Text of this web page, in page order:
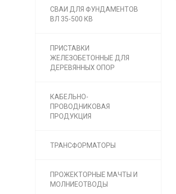
СВАИ ДЛЯ ФУНДАМЕНТОВ
ВЛ 35-500 КВ
ПРИСТАВКИ
ЖЕЛЕЗОБЕТОННЫЕ ДЛЯ
ДЕРЕВЯННЫХ ОПОР
КАБЕЛЬНО-
ПРОВОДНИКОВАЯ
ПРОДУКЦИЯ
ТРАНСФОРМАТОРЫ
ПРОЖЕКТОРНЫЕ МАЧТЫ И
МОЛНИЕОТВОДЫ